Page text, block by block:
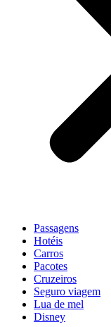
Passagens
Hotéis
Carros
Pacotes
Cruzeiros
Seguro viagem
Lua de mel
Disney